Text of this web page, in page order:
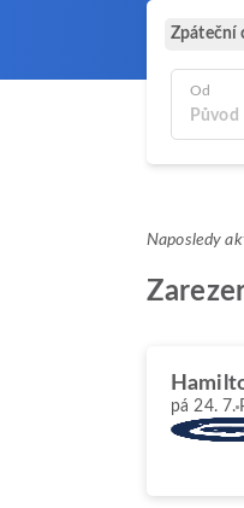
Zpáteční
Od
Naposledy
pá 24. 7.